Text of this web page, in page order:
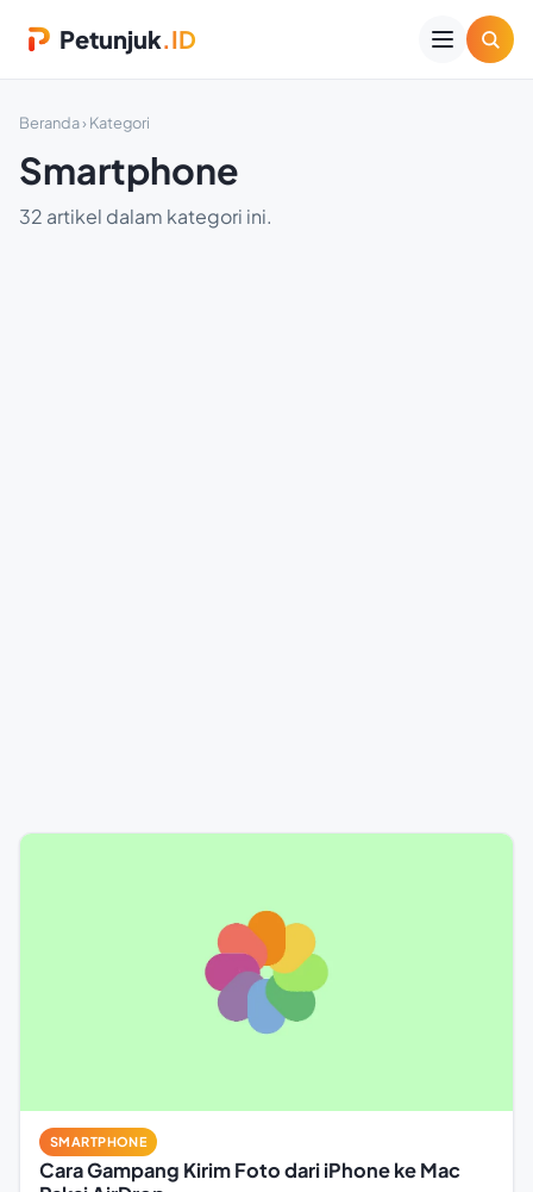
Petunjuk.ID
Beranda› Kategori
Smartphone
32 artikel dalam kategori ini.
SMARTPHONE
Cara Gampang Kirim Foto dari iPhone ke Mac